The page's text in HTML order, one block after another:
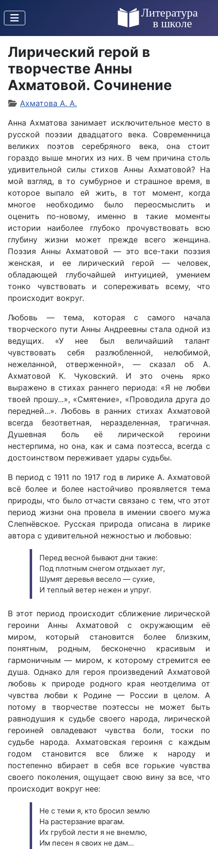
Лирический герой в
творчестве Анны
Ахматовой. Сочинение
Ахматова А. А.
Анна Ахматова занимает исключительное место в
русской поэзии двадцатого века. Современница
великих поэтов серебряного века, она стоит
гораздо выше многих из них. В чем причина столь
удивительной силы стихов Анны Ахматовой? На
мой взгляд, в то сумбурное и страшное время, в
которое выпало ей жить, в тот момент, когда
многое необходимо было переосмыслить и
оценить по-новому, именно в такие моменты
истории наиболее глубоко прочувствовать всю
глубину жизни может прежде всего женщина.
Поэзия Анны Ахматовой — это все-таки поэзия
женская, и ее лирический герой — человек,
обладающей глубочайшей интуицией, умением
тонко чувствовать и сопереживать всему, что
происходит вокруг.
Любовь — тема, которая с самого начала
творческого пути Анны Андреевны стала одной из
ведущих. «У нее был величайший талант
чувствовать себя разлюбленной, нелюбимой,
нежеланной, отверженной», — сказал об А.
Ахматовой К. Чуковский. И это очень ярко
выражено в стихах раннего периода: «Я не любви
твоей прошу...», «Смятение», «Проводила друга до
передней...». Любовь в ранних стихах Ахматовой
всегда безответная, неразделенная, трагичная.
Душевная боль её лирической героини
нестерпима, но она, как и сама поэтесса, всегда с
достоинством переживает удары судьбы.
В период с 1911 по 1917 год в лирике А. Ахматовой
всё более и более настойчиво проявляется тема
природы, что было отчасти связано с тем, что этот
период жизни она провела в имении своего мужа
Слепнёвское. Русская природа описана в лирике
автора с удивительной нежностью и любовью:
Перед весной бывают дни такие:
Под плотным снегом отдыхает луг,
Шумят деревья весело — сухие,
И теплый ветер нежен и упруг.
В этот период происходит сближение лирической
героини Анны Ахматовой с окружающим её
миром, который становится более близким,
понятным, родным, бесконечно красивым и
гармоничным — миром, к которому стремится ее
душа. Однако для героя произведений Ахматовой
любовь к природе родного края неотделима от
чувства любви к Родине — России в целом. А
потому в творчестве поэтессы не может быть
равнодушия к судьбе своего народа, лирической
героиней овладевают чувства боли, тоски по
судьбе народа. Ахматовская героиня с каждым
годом становится все ближе к народу и
постепенно вбирает в себя все горькие чувства
своего поколения, ощущает свою вину за все, что
происходит вокруг нее:
Не с теми я, кто бросил землю
На растерзание врагам.
Их грубой лести я не внемлю,
Им песен я своих не дам...